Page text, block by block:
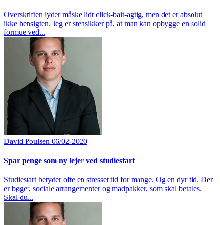
Overskriften lyder måske lidt click-bait-agtig, men det er absolut
ikke hensigten. Jeg er stensikker på, at man kan opbygge en solid
formue ved...
David Poulsen 06/02-2020
Spar penge som ny lejer ved studiestart
Studiestart betyder ofte en stresset tid for mange. Og en dyr tid. Der
er bøger, sociale arrangementer og madpakker, som skal betales.
Skal du...